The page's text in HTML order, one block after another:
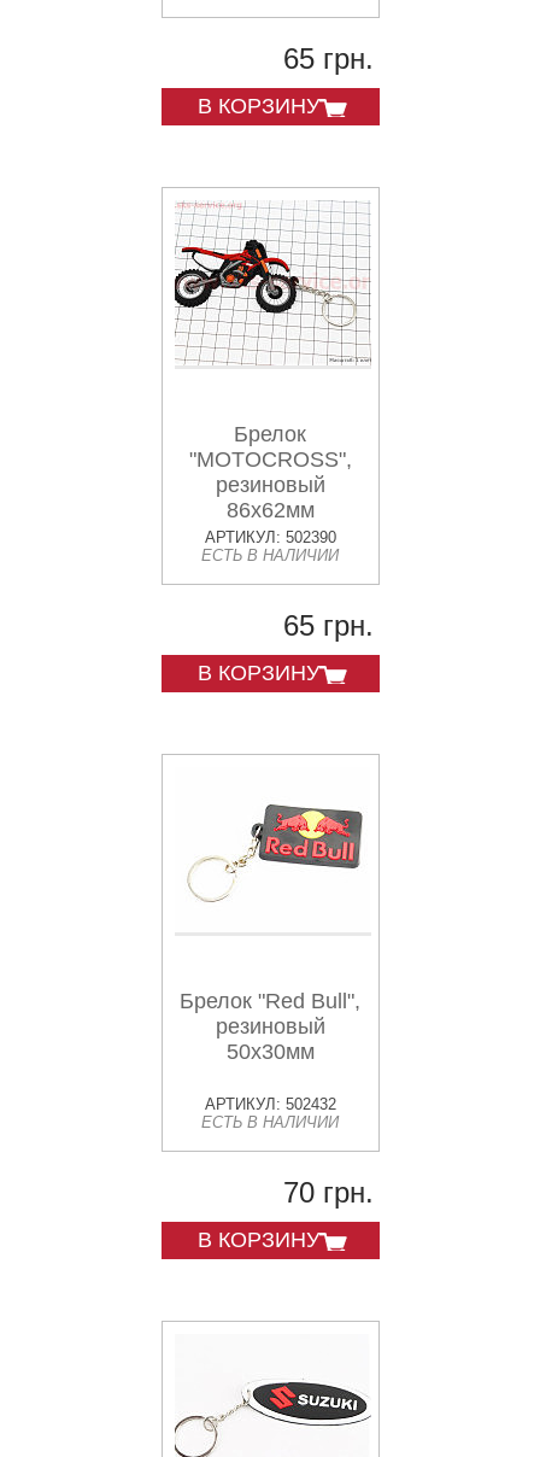
65 грн.
В КОРЗИНУ
Брелок
"MOTOCROSS",
резиновый
86х62мм
АРТИКУЛ: 502390
ЕСТЬ В НАЛИЧИИ
65 грн.
В КОРЗИНУ
Брелок "Red Bull",
резиновый
50х30мм
АРТИКУЛ: 502432
ЕСТЬ В НАЛИЧИИ
70 грн.
В КОРЗИНУ